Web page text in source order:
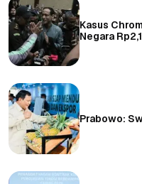
Kasus
Negara
Prabowo: